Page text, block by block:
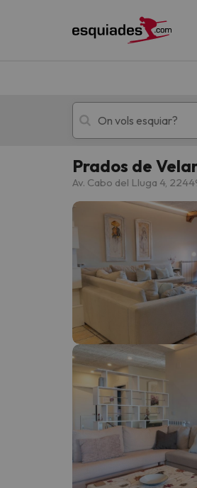
Esquí
!Vaja! No hem
Vaja! Sembla que
Prados de
Av. Cabo del Lluga 4,